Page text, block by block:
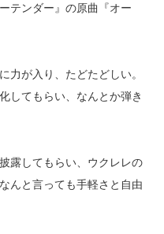
テンダー』の原曲『オー
力が入り、たどたどしい。
してもらい、なんとか弾き
露してもらい、ウクレレの
んと言っても手軽さと自由